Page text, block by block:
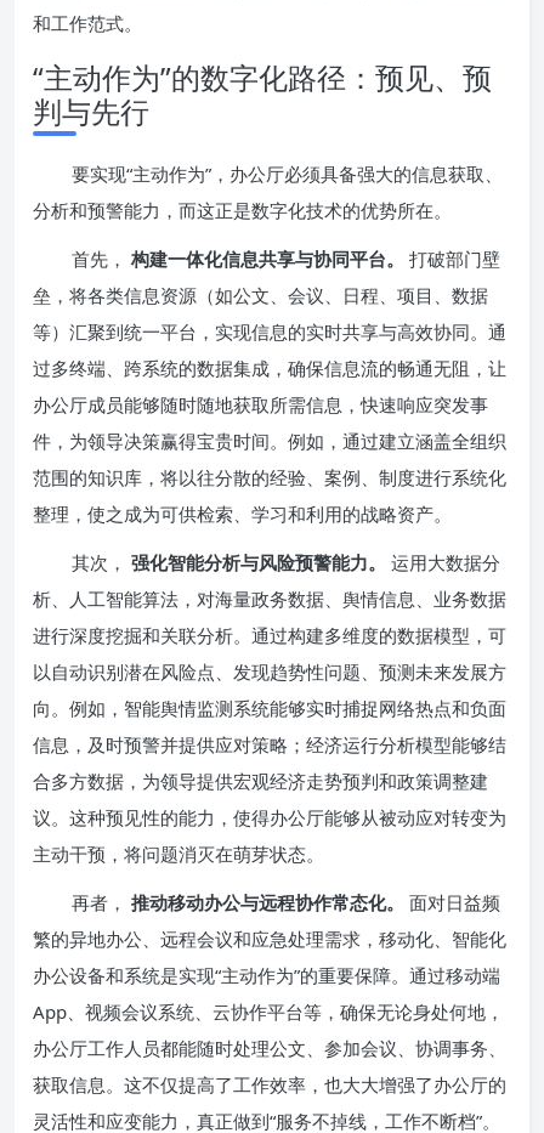
和工作范式。
“主动作为”的数字化路径：预见、预
判与先行
要实现“主动作为”，办公厅必须具备强大的信息获取、
分析和预警能力，而这正是数字化技术的优势所在。
首先， 构建一体化信息共享与协同平台。
打破部门壁
垒，将各类信息资源（如公文、会议、日程、项目、数据
等）汇聚到统一平台，实现信息的实时共享与高效协同。通
过多终端、跨系统的数据集成，确保信息流的畅通无阻，让
办公厅成员能够随时随地获取所需信息，快速响应突发事
件，为领导决策赢得宝贵时间。例如，通过建立涵盖全组织
范围的知识库，将以往分散的经验、案例、制度进行系统化
整理，使之成为可供检索、学习和利用的战略资产。
其次， 强化智能分析与风险预警能力。
运用大数据分
析、人工智能算法，对海量政务数据、舆情信息、业务数据
进行深度挖掘和关联分析。通过构建多维度的数据模型，可
以自动识别潜在风险点、发现趋势性问题、预测未来发展方
向。例如，智能舆情监测系统能够实时捕捉网络热点和负面
信息，及时预警并提供应对策略；经济运行分析模型能够结
合多方数据，为领导提供宏观经济走势预判和政策调整建
议。这种预见性的能力，使得办公厅能够从被动应对转变为
主动干预，将问题消灭在萌芽状态。
再者， 推动移动办公与远程协作常态化。
面对日益频
繁的异地办公、远程会议和应急处理需求，移动化、智能化
办公设备和系统是实现“主动作为”的重要保障。通过移动端
App、视频会议系统、云协作平台等，确保无论身处何地，
办公厅工作人员都能随时处理公文、参加会议、协调事务、
获取信息。这不仅提高了工作效率，也大大增强了办公厅的
灵活性和应变能力，真正做到“服务不掉线，工作不断档”。